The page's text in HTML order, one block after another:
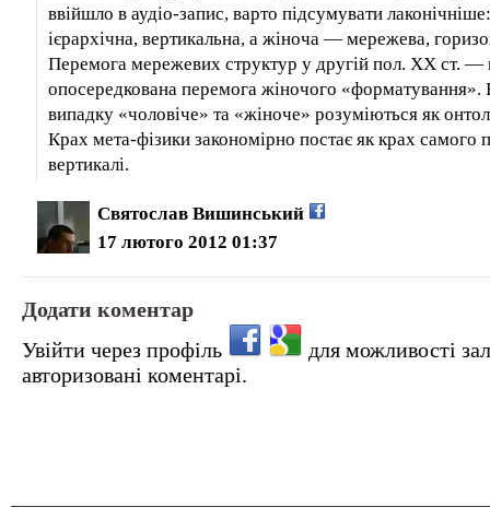
ввійшло в аудіо-запис, варто підсумувати
ієрархічна, вертикальна, а жіноча — мережева,
Перемога мережевих структур у другій пол. XX ст. —
опосередкована перемога жіночого
випадку «чоловіче» та «жіноче» розуміються як
Крах мета-фізики закономірно постає як крах самого
вертикалі.
Святослав Вишинський
17 лютого 2012 01:37
Додати коментар
Увійти через профіль
для можливості
авторизовані коментарі.